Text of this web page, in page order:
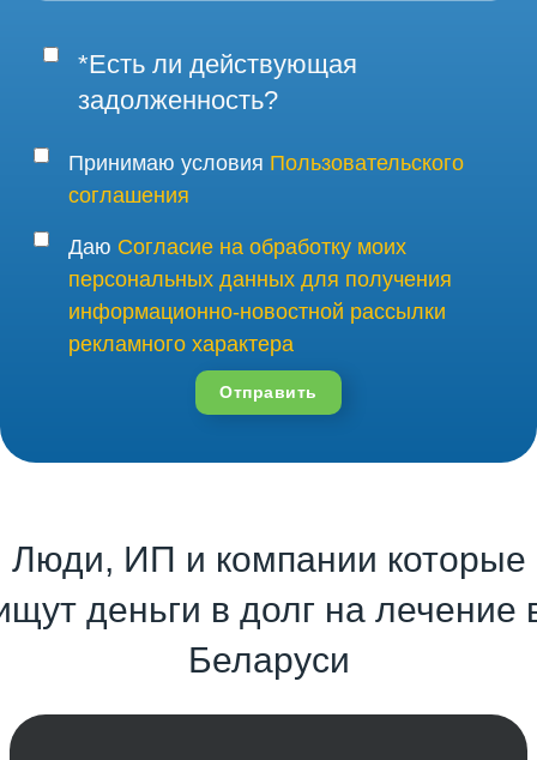
*Есть ли действующая
задолженность?
Принимаю условия Пользовательского
соглашения
Даю Согласие на обработку моих
персональных данных для получения
информационно-новостной рассылки
рекламного характера
Отправить
Люди, ИП и компании которые
деньги в долг на лечение
Беларуси